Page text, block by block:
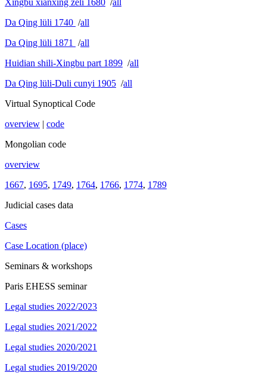
Da Qing lüli 1740 /all
Da Qing lüli 1871
/all
Huidian shili-Xingbu part 1899 /all
Da Qing lüli-Duli cunyi 1905 /all
Virtual Synoptical Code
overview | code
Mongolian code
overview
1667, 1695, 1749, 1764, 1766, 1774, 1789
Judicial cases data
Cases
Case Location (place)
Seminars & workshops
Paris EHESS seminar
Legal studies 2022/2023
Legal studies 2021/2022
Legal studies 2020/2021
Legal studies 2019/2020